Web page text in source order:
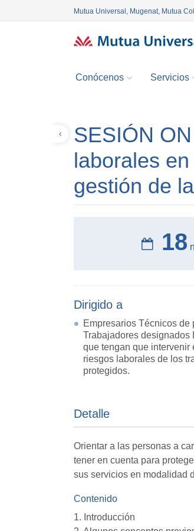
Mutua Universal, Mugenat, Mutua
Conócenos Servicios
SESIÓN
laborales
gestión de
18
Dirigido a
Empresarios Técnicos de
Trabajadores designados
que tengan que intervenir
riesgos laborales de los
protegidos.
Detalle
Orientar a las personas a
tener en cuenta para
sus servicios en modalidad
Contenido
1. Introducción